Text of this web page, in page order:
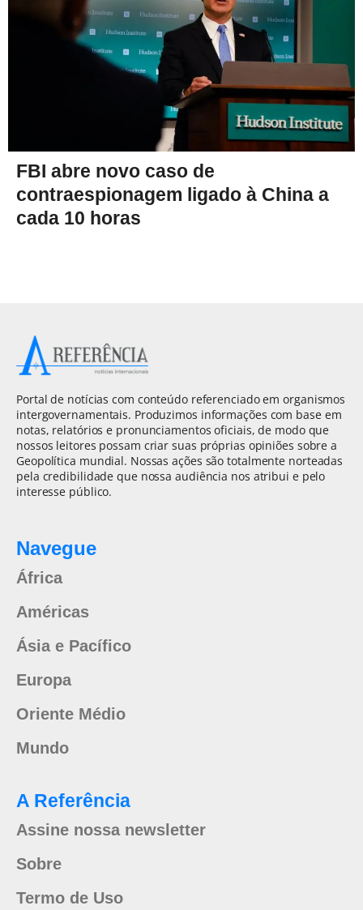
FBI abre novo caso de
contraespionagem ligado à China a
cada 10 horas
Portal de notícias com conteúdo referenciado em organismos
intergovernamentais. Produzimos informações com base em
notas, relatórios e pronunciamentos oficiais, de modo que
nossos leitores possam criar suas próprias opiniões sobre a
Geopolítica mundial. Nossas ações são totalmente norteadas
pela credibilidade que nossa audiência nos atribui e pelo
interesse público.
Navegue
África
Américas
Ásia e Pacífico
Europa
Oriente Médio
Mundo
A Referência
Assine nossa newsletter
Sobre
Termo de Uso